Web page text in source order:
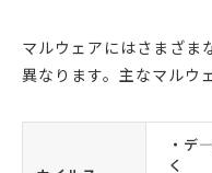
マルウェアにはさまざま
異なります。主なマルウ
・デ
く